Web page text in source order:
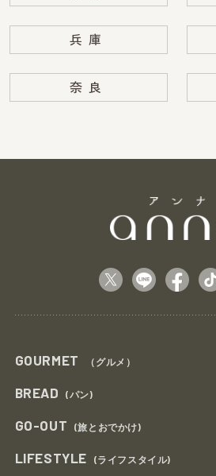
兵庫
奈良
GOURMET （グルメ）
BREAD (パン)
GO-OUT (旅とおでかけ)
LIFESTYLE (ライフスタイル)